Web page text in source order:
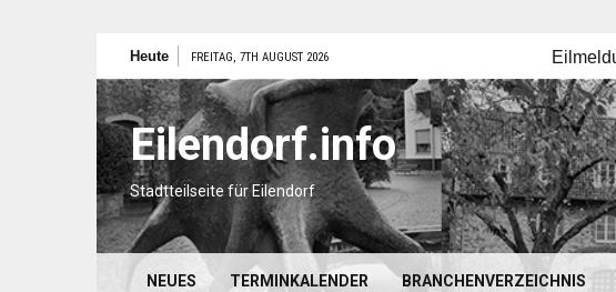
Inhalt
springen
Heute FREITAG, 7TH AUGUST 2026
Eilendorf.info
Stadtteilseite für Eilendorf
NEUES TERMINKALENDER BRANCHENVERZEICHNIS